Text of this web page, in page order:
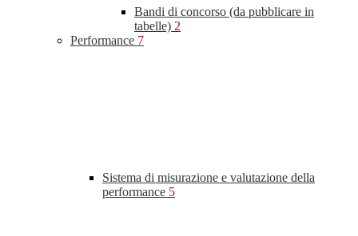
Bandi di concorso (da pubblicare in
tabelle) 2
Performance 7
Sistema di misurazione e valutazione della
performance 5